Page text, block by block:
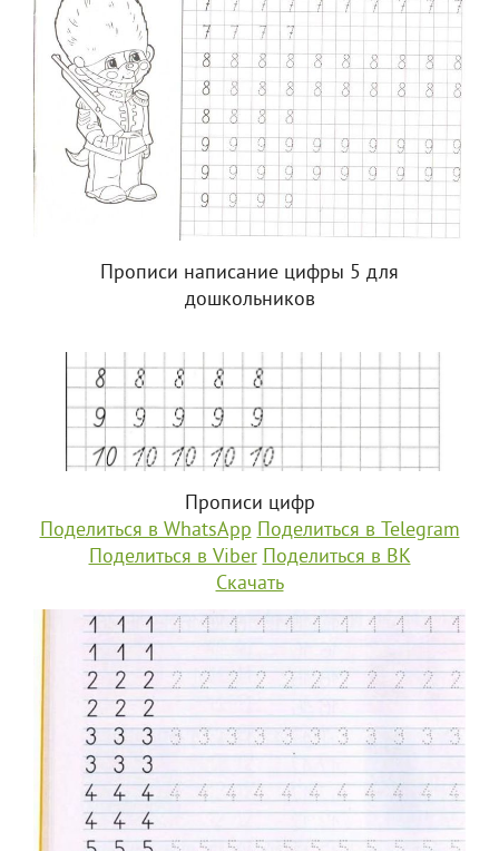
Прописи написание цифры 5 для
дошкольников
Прописи цифр
Поделиться в WhatsApp Поделиться в Telegram
Поделиться в Viber Поделиться в ВК
Скачать